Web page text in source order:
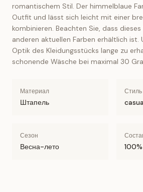
romantischem Stil. Der himmelblaue
Outfit und lässt sich leicht mit einer
kombinieren. Beachten Sie, dass
anderen aktuellen Farben erhältlich ist.
Optik des Kleidungsstücks lange zu
schonende Wäsche bei maximal 30
Материал
Штапель
Стиль
Сезон
Весна-лето